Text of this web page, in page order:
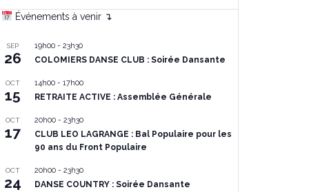
Événements à venir ↴
SEP
26
19h00 - 23h30
COLOMIERS DANSE CLUB : Soirée Dansante
OCT
15
14h00 - 17h00
RETRAITE ACTIVE : Assemblée Générale
OCT
17
20h00 - 23h30
CLUB LEO LAGRANGE : Bal Populaire pour les
90 ans du Front Populaire
OCT
24
20h00 - 23h30
DANSE COUNTRY : Soirée Dansante